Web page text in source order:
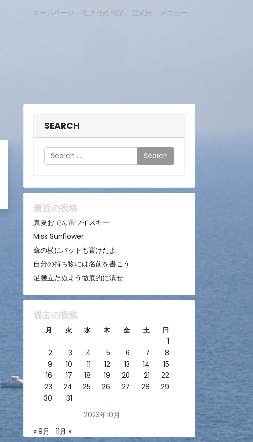
ホームページ 吐きだめ日記 営業日 メニュー
SEARCH
Search
最近の投稿
真夏おでん雷ウイスキー
Miss Sunflower
傘の横にバットも置けたよ
自分の持ち物には名前を書こう
足腰立たぬよう徹底的に潰せ
過去の投稿
2023年10月
月 火 水 木 金 土
日
1
2
3 4 5 6 7
8
9
10 11 12 13 14
15
16
17 18 19 20 21
22
23
24 25 26 27 28
29
30
31
« 9月 11月 »